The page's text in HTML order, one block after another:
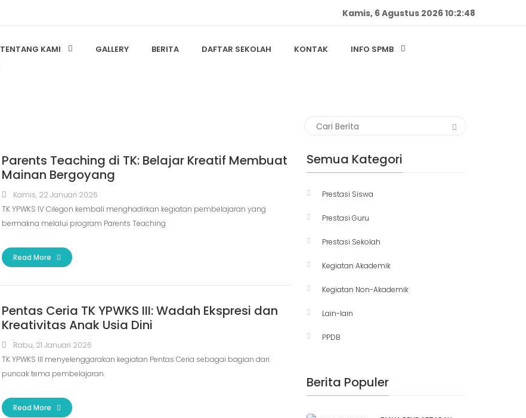
Kamis, 6 Agustus 2026 10:2:48
TENTANG KAMI GALLERY BERITA DAFTAR SEKOLAH KONTAK
INFO SPMB
Parents Teaching di TK: Belajar Kreatif Membuat
Mainan Bergoyang
Kamis, 22 Januari 2026
TK YPWKS IV Cilegon kembali menghadirkan kegiatan pembelajaran yang
bermakna melalui program Parents Teaching
Read More
Pentas Ceria TK YPWKS III: Wadah Ekspresi dan
Kreativitas Anak Usia Dini
Rabu, 21 Januari 2026
TK YPWKS III menyelenggarakan kegiatan Pentas Ceria sebagai bagian dari
puncak tema pembelajaran.
Read More
Semua Kategori
Prestasi Siswa
Prestasi Guru
Prestasi Sekolah
Kegiatan Akademik
Kegiatan Non-Akademik
Lain-lain
PPDB
Berita Populer